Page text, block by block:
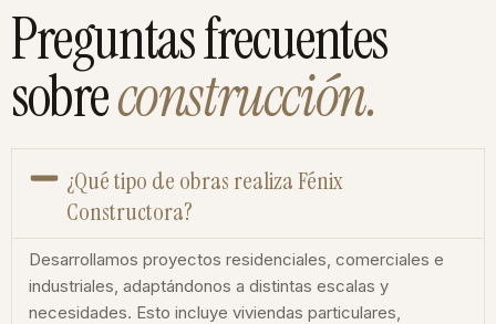
Preguntas frecuentes
sobreconstrucción.
¿Qué tipo de obras realiza Fénix
Constructora?
Desarrollamos proyectos residenciales, comerciales e
industriales, adaptándonos a distintas escalas y
necesidades. Esto incluye viviendas particulares,